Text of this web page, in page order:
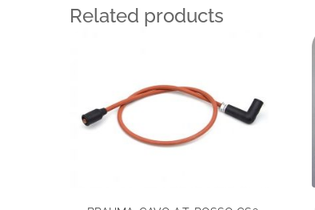
Related products